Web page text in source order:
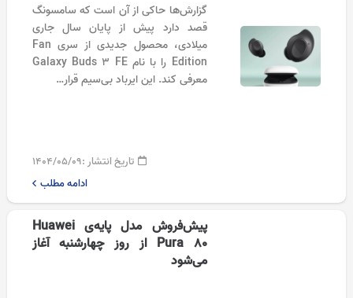
گزارش‌ها حاکی از آن است که سامسونگ
قصد دارد پیش از پایان سال جاری
میلادی، محصول جدیدی از سری Fan
Edition را با نام Galaxy Buds 3 FE
معرفی کند. این ایرباد بی‌سیم قرار…
تاریخ انتشار :۱۴۰۴/۰۵/۰۹
ادامه مطلب
پیش‌فروش مدل پایه‌ی Huawei
Pura 80 از روز چهارشنبه آغاز
می‌شود